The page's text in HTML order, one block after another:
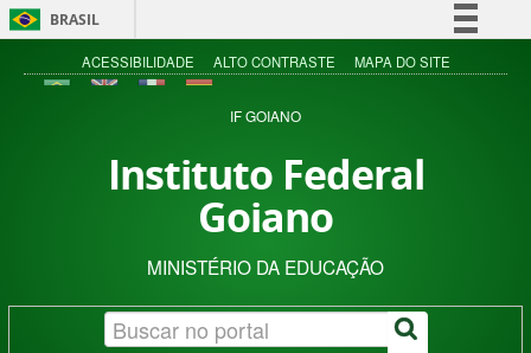
BRASIL
Simplifique!
Acesso à informação
ACESSIBILIDADE ALTO CONTRASTE MAPA DO SITE
IF GOIANO
Instituto Federal
Goiano
MINISTÉRIO DA EDUCAÇÃO